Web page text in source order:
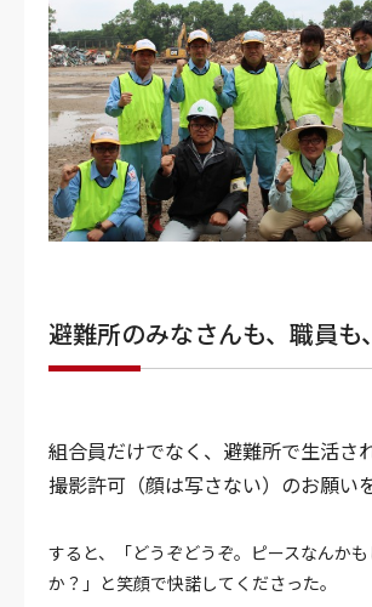
避難所のみなさんも、職員も
組合員だけでなく、避難所で生活さ
撮影許可（顔は写さない）のお願い
すると、「どうぞどうぞ。ピースなんか
か？」と笑顔で快諾してくださった。